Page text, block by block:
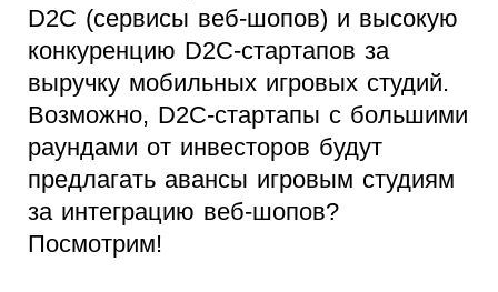
D2C (сервисы веб-шопов) и высокую
конкуренцию D2C-стартапов за
выручку мобильных игровых студий.
Возможно, D2C-стартапы с большими
раундами от инвесторов будут
предлагать авансы игровым студиям
за интеграцию веб-шопов?
Посмотрим!